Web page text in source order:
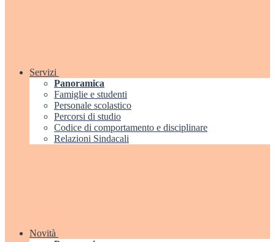
Servizi
Panoramica
Famiglie e studenti
Personale scolastico
Percorsi di studio
Codice di comportamento e disciplinare
Relazioni Sindacali
Novità